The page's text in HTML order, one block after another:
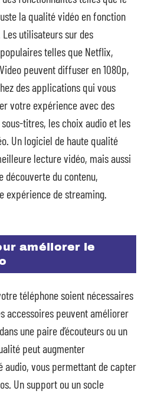
la qualité vidéo en fonction
utilisateurs sur des
telles que Netflix,
peuvent diffuser en 1080p,
des applications qui vous
votre expérience avec des
titres, les choix audio et les
Un logiciel de haute qualité
lecture vidéo, mais aussi
découverte du contenu,
expérience de streaming.
améliorer le
téléphone soient nécessaires
accessoires peuvent améliorer
une paire d’écouteurs ou un
peut augmenter
vous permettant de capter
Un support ou un socle